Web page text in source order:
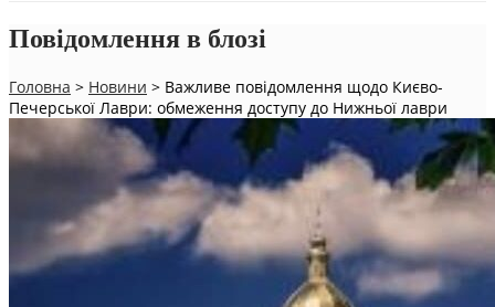
Повідомлення в блозі
Головна > Новини > Важливе повідомлення щодо Києво-
Печерської Лаври: обмеження доступу до Нижньої лаври